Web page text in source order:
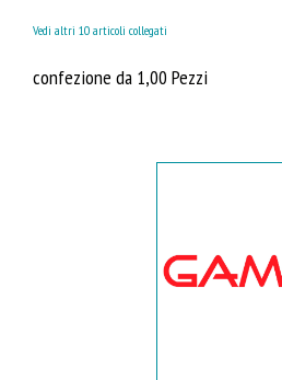
Vedi altri 10 articoli collegati
confezione da 1,00 Pezzi